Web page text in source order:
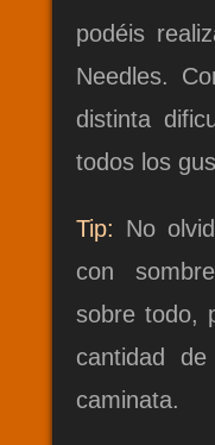
podéis
Needles.
distinta
todos los
Tip: No
con
sobre todo,
cantidad
caminata.